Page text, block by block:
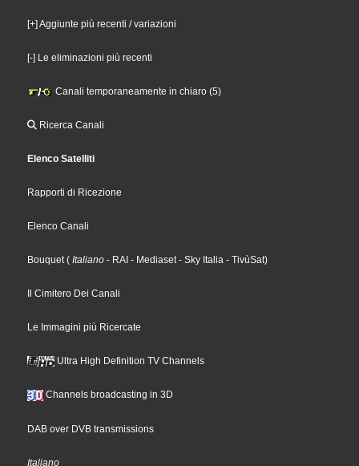
[+] Aggiunte più recenti / variazioni
[-] Le eliminazioni più recenti
Canali temporaneamente in chiaro (5)
Ricerca Canali
Elenco Satelliti
Rapporti di Ricezione
Elenco Canali
Bouquet( Italiano - RAI - Mediaset- Sky Italia - TivùSat)
Il Cimitero Dei Canali
Le Immagini più Ricercate
Ultra High Definition TV Channels
Channels broadcasting in 3D
DAB over DVB transmissions
Italiano